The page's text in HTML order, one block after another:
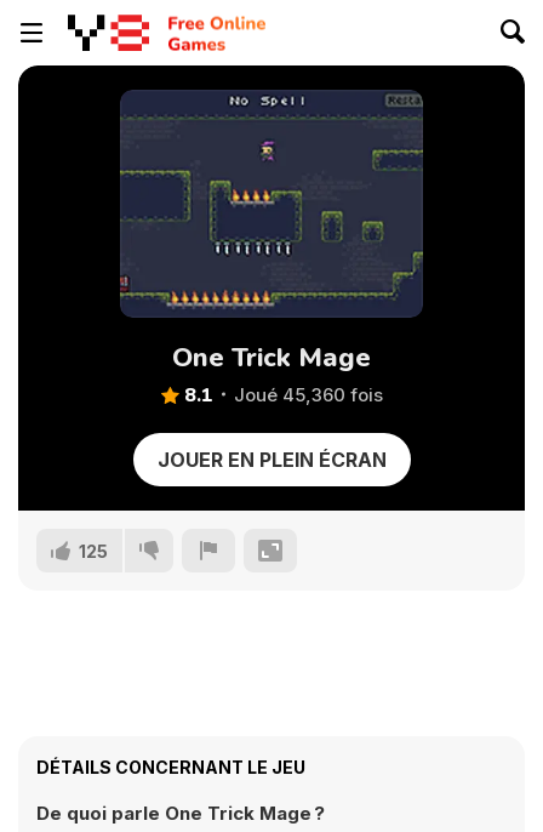
One Trick Mage
8.1 Joué 45,360 fois
JOUER EN PLEIN ÉCRAN
125
DÉTAILS CONCERNANT LE JEU
De quoi parle One Trick Mage ?